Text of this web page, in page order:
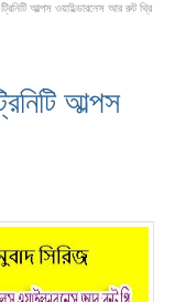
আল্পস ওয়াইল্ডারনেস আর রুট থ্রি
আল্পস